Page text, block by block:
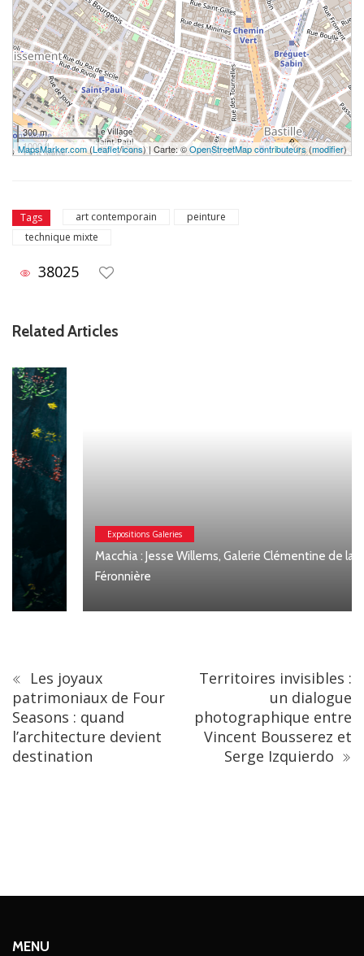
300 m
1000 ft
MapsMarker.com(Leaflet/icons) | Carte: ©OpenStreetMap contributeurs(modifier)
Tags art contemporain
peinture
technique mixte
38025
Related Articles
Expositions Galeries
Macchia : Jesse Willems, Galerie Clémentine de la
Les joyaux
patrimoniaux de Four
Seasons : quand
l’architecture devient
destination
Territoires invisibles :
un dialogue
photographique entre
Vincent Bousserez et
Serge Izquierdo
MENU